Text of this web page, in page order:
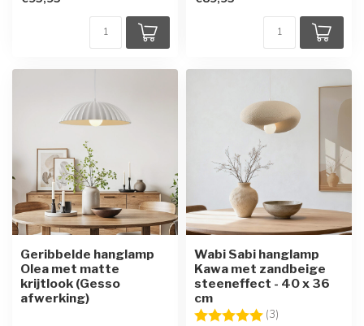
Geribbelde hanglamp
Olea met matte
krijtlook (Gesso
afwerking)
Wabi Sabi hanglamp
Kawa met zandbeige
steeneffect - 40 x 36
cm
Beoordeling: (3)